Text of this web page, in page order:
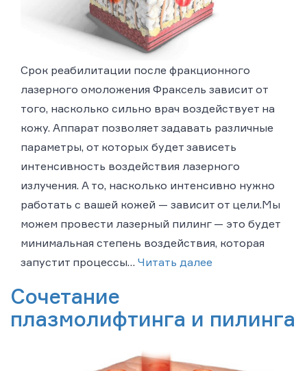
Срок реабилитации после фракционного
лазерного омоложения Фраксель зависит от
того, насколько сильно врач воздействует на
кожу. Аппарат позволяет задавать различные
параметры, от которых будет зависеть
интенсивность воздействия лазерного
излучения. А то, насколько интенсивно нужно
работать с вашей кожей — зависит от цели.Мы
можем провести лазерный пилинг — это будет
минимальная степень воздействия, которая
запустит процессы… Читать далее
Сочетание
плазмолифтинга и пилинга